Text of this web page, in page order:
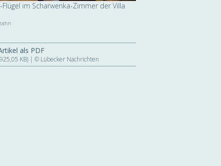
Flügel im Scharwenka-Zimmer der Villa
als PDF
KB) | © Lübecker Nachrichten